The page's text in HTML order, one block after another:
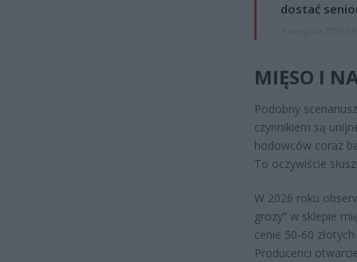
dostać
MIĘSO I
Podobny
czynnikiem są
hodowców coraz
To oczywiście
W 2026 roku
grozy” w sklepie
cenie 50-60
Producenci